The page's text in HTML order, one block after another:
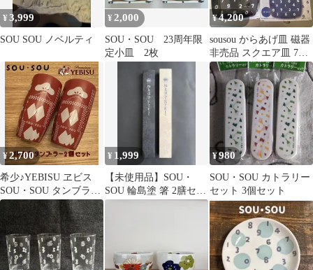
¥3,999
SOU SOU ノベルティ
¥ 2,000
SOU・SOU 23周年限
定小皿 2枚
¥4,200
sousou からあげ皿 磁器
非売品 スクエア皿 7枚
セット 新品未使用
¥2,700
希少♪YEBISU ヱビス
SOU・SOU タンブラー
2個セット 非売品
¥ 1,999
【未使用品】SOU・
SOU 輪島塗 箸 2膳セッ
ト ソウソウ おてもと
¥980
SOU・SOU カトラリー
セット 3個セット